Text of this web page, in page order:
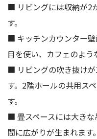
■ リビングには収納が2
す。
■ キッチンカウンター
目を使い、カフェのよう
■ リビングの吹き抜け
す。2階ホールの共用ス
す。
■ 畳スペースには大き
間に広がりが生まれます。